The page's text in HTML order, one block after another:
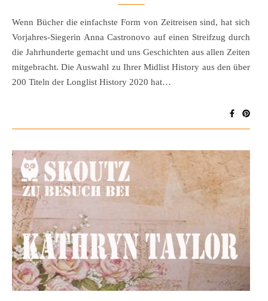
Wenn Bücher die einfachste Form von Zeitreisen sind, hat sich
Vorjahres-Siegerin Anna Castronovo auf einen Streifzug durch
die Jahrhunderte gemacht und uns Geschichten aus allen Zeiten
mitgebracht. Die Auswahl zu Ihrer Midlist History aus den über
200 Titeln der Longlist History 2020 hat…